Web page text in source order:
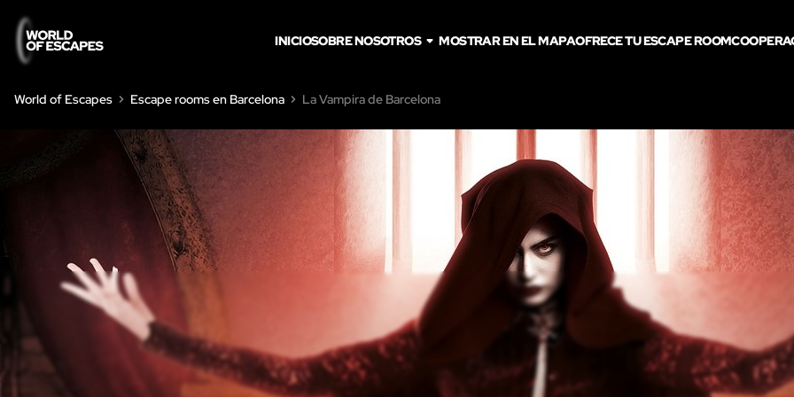
INICIOSOBRE NOSOTROS MOSTRAR EN EL MAPAOFRECE TU ESCAPE ROOM
World of Escapes Escape rooms en Barcelona La Vampira de Barcelona